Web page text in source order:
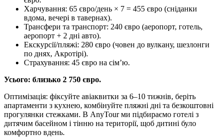
Харчування: 65 євро/день × 7 = 455 євро (сніданки
вдома, вечері в тавернах).
Трансфери та транспорт: 240 євро (аеропорт, готель,
аеропорт + 2 дні авто).
Екскурсії/пляжі: 280 євро (човен до вулкану, шезлонги
по днях, Акротірі).
Страхування: 45 євро на сім’ю.
Усього: близько 2 750 євро.
Оптимізація: фіксуйте авіаквитки за 6–10 тижнів, беріть
апартаменти з кухнею, комбінуйте пляжні дні та безкоштовні
прогулянки стежками. В AnyTour ми підбираємо готелі з
дитячим басейном і тінню на території, щоб дитині було
комфортно вдень.